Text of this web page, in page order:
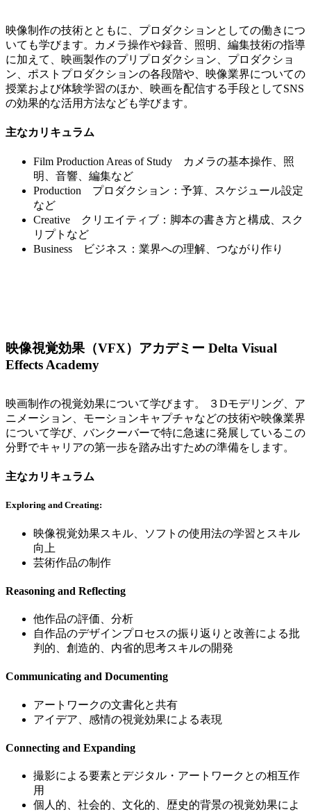
映像制作の技術とともに、プロダクションとしての働きにつ
いても学びます。カメラ操作や録音、照明、編集技術の指導
に加えて、映画製作のプリプロダクション、プロダクショ
ン、ポストプロダクションの各段階や、映像業界についての
授業および体験学習のほか、映画を配信する手段としてSNS
の効果的な活用方法なども学びます。
主なカリキュラム
Film Production Areas of Study カメラの基本操作、照
明、音響、編集など
Production プロダクション：予算、スケジュール設定
など
Creative クリエイティブ：脚本の書き方と構成、スク
リプトなど
Business ビジネス：業界への理解、つながり作り
映像視覚効果（VFX）アカデミー Delta Visual
Effects Academy
映画制作の視覚効果について学びます。 ３Dモデリング、ア
ニメーション、モーションキャプチャなどの技術や映像業界
について学び、バンクーバーで特に急速に発展しているこの
分野でキャリアの第一歩を踏み出すための準備をします。
主なカリキュラム
Exploring and Creating:
映像視覚効果スキル、ソフトの使用法の学習とスキル
向上
芸術作品の制作
Reasoning and Reflecting
他作品の評価、分析
自作品のデザインプロセスの振り返りと改善による批
判的、創造的、内省的思考スキルの開発
Communicating and Documenting
アートワークの文書化と共有
アイデア、感情の視覚効果による表現
Connecting and Expanding
撮影による要素とデジタル・アートワークとの相互作
用
個人的、社会的、文化的、歴史的背景の視覚効果によ